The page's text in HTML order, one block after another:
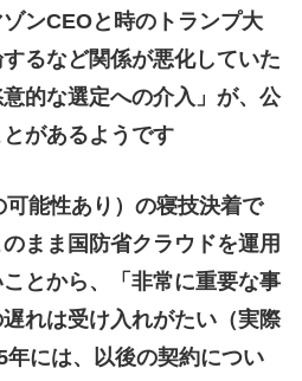
ンCEOと時のトランプ大
るなど関係が悪化していた
的な選定への介入」が、公
があるようです
能性あり）の寝技決着で
まま国防省クラウドを運用
とから、「非常に重要な事
れは受け入れがたい（実際
には、以後の契約につい